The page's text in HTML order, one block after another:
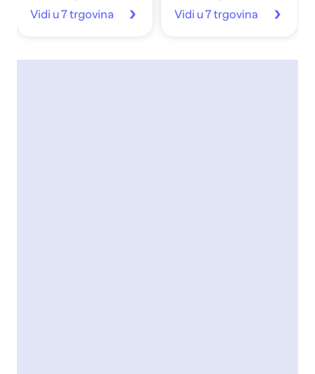
Vidi u 7 trgovina Vidi u 7 trgovina